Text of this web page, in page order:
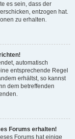
es sein, dass der
entzogen hat.
zu erhalten.
automatisch
entsprechende Regel
erhältst, so kannst
dem betreffenden
Forums erhalten!
Forums hat einige